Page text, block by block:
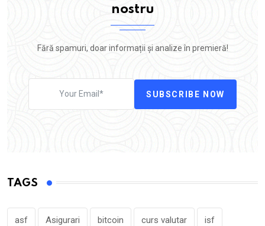
nostru
Fără spamuri, doar informații și analize în premieră!
SUBSCRIBE NOW
TAGS
asf Asigurari bitcoin curs valutar isf